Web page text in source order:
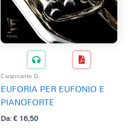
Carannante G.
EUFORIA PER EUFONIO E
PIANOFORTE
Da:€16,50